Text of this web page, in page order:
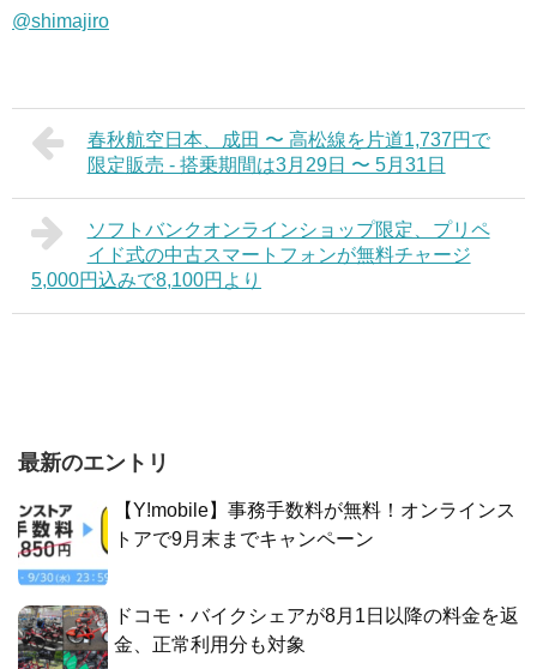
@shimajiro
春秋航空日本、成田 〜 高松線を片道1,737円で
限定販売 - 搭乗期間は3月29日 〜 5月31日
ソフトバンクオンラインショップ限定、プリペ
イド式の中古スマートフォンが無料チャージ
5,000円込みで8,100円より
最新のエントリ
【Y!mobile】事務手数料が無料！オンラインス
トアで9月末までキャンペーン
ドコモ・バイクシェアが8月1日以降の料金を返
金、正常利用分も対象